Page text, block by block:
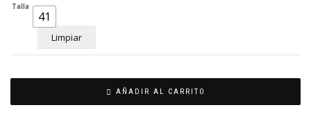
Talla
41
Limpiar
AÑADIR AL CARRITO